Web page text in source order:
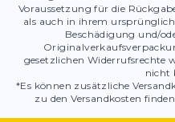
Voraussetzung für die
als auch in ihrem
Beschädigung und/
gesetzlichen Widerrufsrechte
nicht
*Es können zusätzliche
zu den Versandkosten